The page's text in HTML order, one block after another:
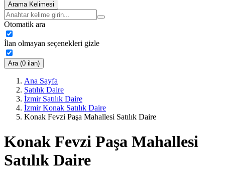
Arama Kelimesi
Otomatik ara
İlan olmayan seçenekleri gizle
Ara (0 ilan)
Ana Sayfa
Satılık Daire
İzmir Satılık Daire
İzmir Konak Satılık Daire
Konak Fevzi Paşa Mahallesi Satılık Daire
Konak Fevzi Paşa Mahallesi
Satılık Daire